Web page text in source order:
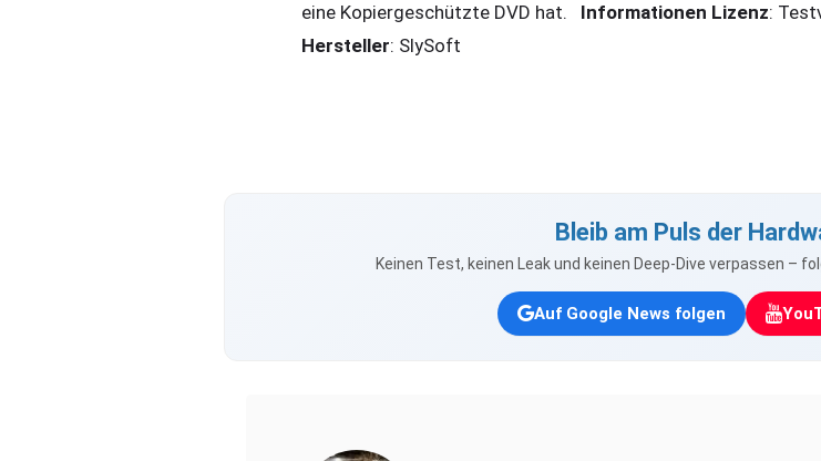
eine Kopiergeschützte DVD hat. Informationen Lizenz:
Hersteller: SlySoft
Bleib am Puls der
Keinen Test, keinen Leak und keinen Deep-Dive verpassen –
Auf Google News folgen